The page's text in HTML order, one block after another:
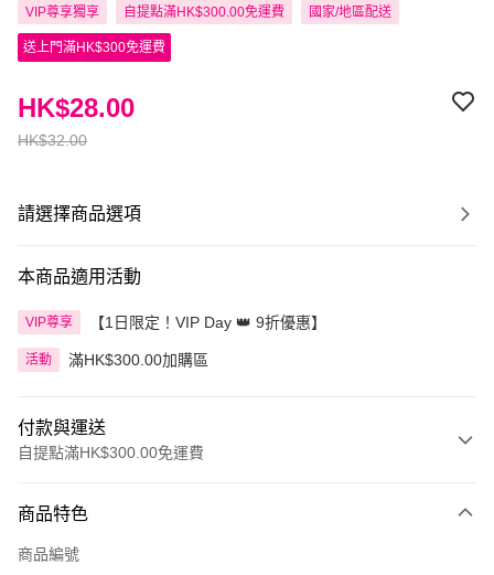
VIP尊享獨享 自提點滿HK$300.00免運費 國家/地區配送
送上門滿HK$300免運費
HK$32.00
HK$28.00
請選擇商品選項
本商品適用活動
VIP尊享 【1日限定！VIP Day 👑 9折優惠】
活動 滿HK$300.00加購區
付款與運送
自提點滿HK$300.00免運費
信用卡
Apple Pay
商品特色
商品編號